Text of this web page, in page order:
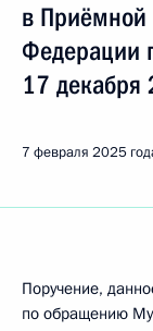
в Приёмной
Федерации
17 декабря
7 февраля 2025
Поручение,
по обращению